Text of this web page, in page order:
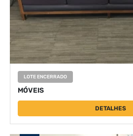
LOTE ENCERRADO
MÓVEIS
DETALHES